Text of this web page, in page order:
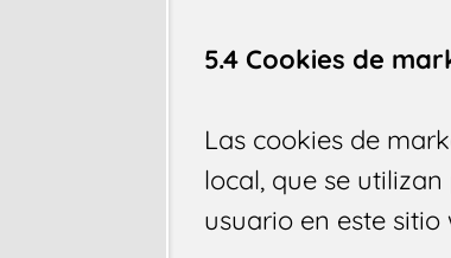
5.4 Cookies de
Las cookies de
local, que se
usuario en este